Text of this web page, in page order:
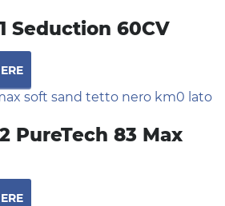
Seduction 60CV
PureTech 83 Max